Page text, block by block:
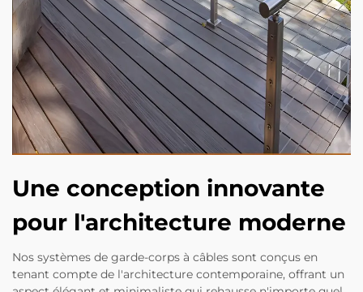
Une conception innovante
pour l'architecture moderne
Nos systèmes de garde-corps à câbles sont conçus en
tenant compte de l'architecture contemporaine, offrant un